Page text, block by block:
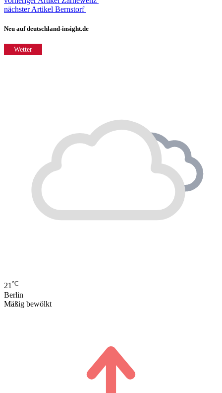
nächster Artikel Bernstorf
Neu auf deutschland-insight.de
Wetter
21°C
Berlin
Mäßig bewölkt